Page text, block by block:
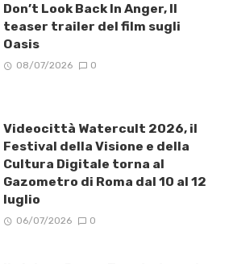
Don’t Look Back In Anger, Il
teaser trailer del film sugli
Oasis
08/07/2026 0
Videocittà Watercult 2026, il
Festival della Visione e della
Cultura Digitale torna al
Gazometro di Roma dal 10 al 12
luglio
06/07/2026 0